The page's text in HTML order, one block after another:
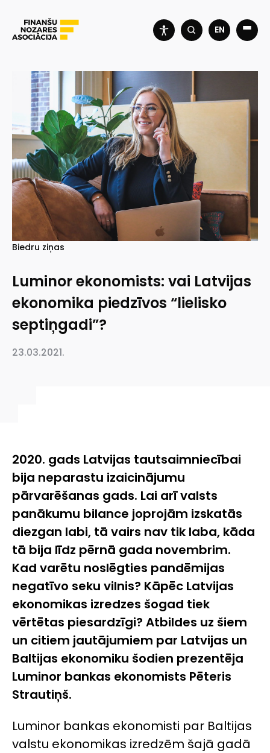
EN
Biedru ziņas
Luminor ekonomists: vai Latvijas
ekonomika piedzīvos “lielisko
septiņgadi”?
23.03.2021.
2020. gads Latvijas tautsaimniecībai
bija neparastu izaicinājumu
pārvarēšanas gads. Lai arī valsts
panākumu bilance joprojām izskatās
diezgan labi, tā vairs nav tik laba, kāda
tā bija līdz pērnā gada novembrim.
Kad varētu noslēgties pandēmijas
negatīvo seku vilnis? Kāpēc Latvijas
ekonomikas izredzes šogad tiek
vērtētas piesardzīgi? Atbildes uz šiem
un citiem jautājumiem par Latvijas un
Baltijas ekonomiku šodien prezentēja
Luminor bankas ekonomists Pēteris
Strautiņš.
Luminor bankas ekonomisti par Baltijas
valstu ekonomikas izredzēm šajā gadā